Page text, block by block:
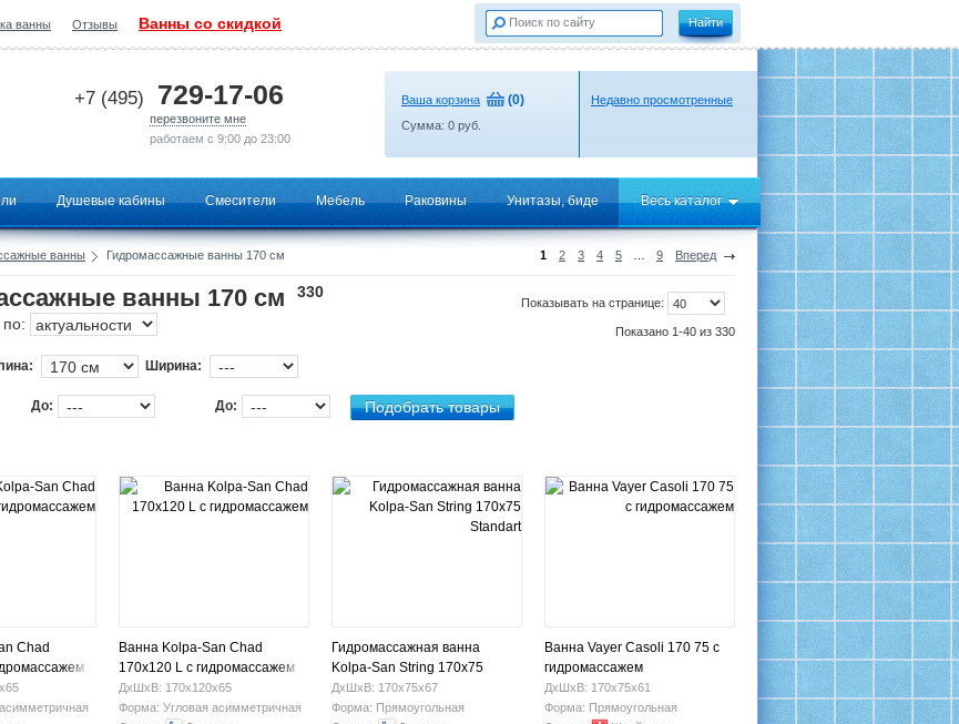
ванны Отзывы Ванны со скидкой
+7 (495) 729-17-06
перезвоните мне
работаем с 9:00 до 23:00
Ваша корзина (0)
Сумма: 0 руб.
Недавно просмотренные
Душевые кабины Смесители Мебель Раковины Унитазы, биде Весь каталог
1 2 3 4 5 9 Вперед
ванны Гидромассажные ванны 170 см
Показывать на странице:
Показано 1-40 из 330
ванны 170 см
330
по:
Ширина:
До: До:
Chad
Ванна Kolpa-San Chad
170х120 L с гидромассажем
ДхШхВ: 170х120х65
Форма: Угловая асимметричная
Гидромассажная ванна
Kolpa-San String 170х75
Standart
ДхШхВ: 170х75х67
Форма: Прямоугольная
Ванна Vayer Casoli 170 75 с
гидромассажем
ДхШхВ: 170х75х61
Форма: Прямоугольная